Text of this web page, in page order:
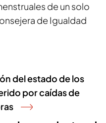
de un solo
de Igualdad
del estado de los
por caídas de